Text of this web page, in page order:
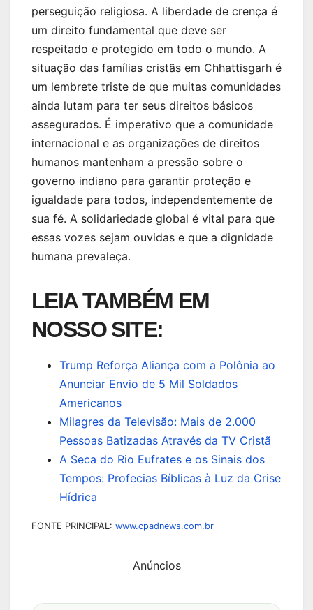
perseguição religiosa. A liberdade de crença é
um direito fundamental que deve ser
respeitado e protegido em todo o mundo. A
situação das famílias cristãs em Chhattisgarh é
um lembrete triste de que muitas comunidades
ainda lutam para ter seus direitos básicos
assegurados. É imperativo que a comunidade
internacional e as organizações de direitos
humanos mantenham a pressão sobre o
governo indiano para garantir proteção e
igualdade para todos, independentemente de
sua fé. A solidariedade global é vital para que
essas vozes sejam ouvidas e que a dignidade
humana prevaleça.
LEIA TAMBÉM EM
NOSSO SITE:
Trump Reforça Aliança com a Polônia ao
Anunciar Envio de 5 Mil Soldados
Americanos
Milagres da Televisão: Mais de 2.000
Pessoas Batizadas Através da TV Cristã
A Seca do Rio Eufrates e os Sinais dos
Tempos: Profecias Bíblicas à Luz da Crise
Hídrica
FONTE PRINCIPAL: www.cpadnews.com.br
Anúncios